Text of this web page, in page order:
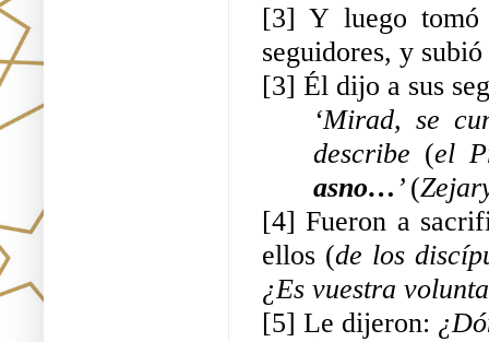
[3] Y luego
seguidores, y
[3] Él dijo a sus
‘Mirad, se
describe (el
asno… ’ (
[4] Fueron a
ellos (de los
¿Es vuestra
[5] Le dijeron: